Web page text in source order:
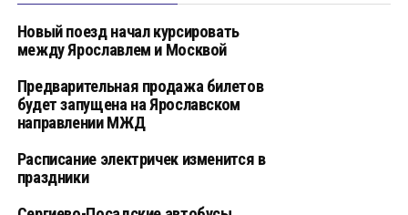
Новый поезд начал курсировать
между Ярославлем и Москвой
Предварительная продажа билетов
будет запущена на Ярославском
направлении МЖД
Расписание электричек изменится в
праздники